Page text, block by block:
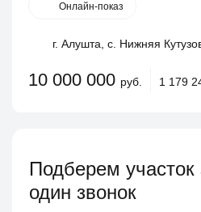
Онлайн-показ
г. Алушта, с. Нижняя
10 000 000 руб. 1 179
Подберем участок
один звонок